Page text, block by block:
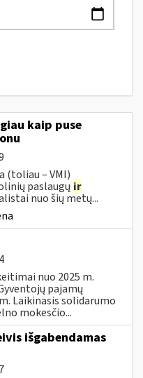
kaip puse
(toliau – VMI)
paslaugų ir
nuo šių metų...
nuo 2025 m.
pajamų
Laikinasis solidarumo
mokesčio...
išgabendamas